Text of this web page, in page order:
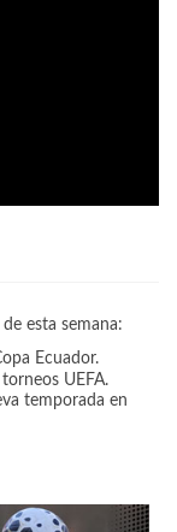
esta semana:
Ecuador.
UEFA.
temporada en